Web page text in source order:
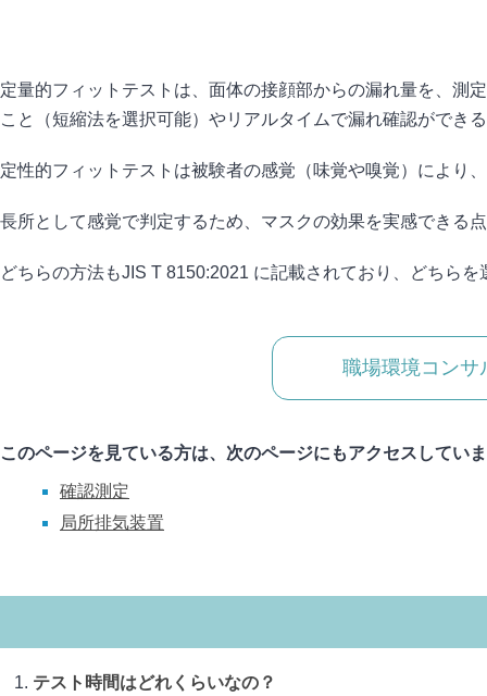
定量的フィットテストは、面体の接顔部からの漏れ量を、測
こと（短縮法を選択可能）やリアルタイムで漏れ確認ができ
定性的フィットテストは被験者の感覚（味覚や嗅覚）により
長所として感覚で判定するため、マスクの効果を実感できる
どちらの方法もJIS T 8150:2021 に記載されており、どちら
職場環境コンサ
このページを見ている方は、次のページにもアクセスしてい
確認測定
局所排気装置
テスト時間はどれくらいなの？